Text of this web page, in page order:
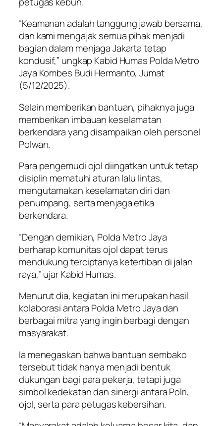
“Keamanan adalah tanggung jawab bersama,
dan kami mengajak semua pihak menjadi
bagian dalam menjaga Jakarta tetap
kondusif,” ungkap Kabid Humas Polda Metro
Jaya Kombes Budi Hermanto, Jumat
(5/12/2025).
Selain memberikan bantuan, pihaknya juga
memberikan imbauan keselamatan
berkendara yang disampaikan oleh personel
Polwan.
Para pengemudi ojol diingatkan untuk tetap
disiplin mematuhi aturan lalu lintas,
mengutamakan keselamatan diri dan
penumpang, serta menjaga etika
berkendara.
“Dengan demikian, Polda Metro Jaya
berharap komunitas ojol dapat terus
mendukung terciptanya ketertiban di jalan
raya,” ujar Kabid Humas.
Menurut dia, kegiatan ini merupakan hasil
kolaborasi antara Polda Metro Jaya dan
berbagai mitra yang ingin berbagi dengan
masyarakat.
Ia menegaskan bahwa bantuan sembako
tersebut tidak hanya menjadi bentuk
dukungan bagi para pekerja, tetapi juga
simbol kedekatan dan sinergi antara Polri,
ojol, serta para petugas kebersihan.